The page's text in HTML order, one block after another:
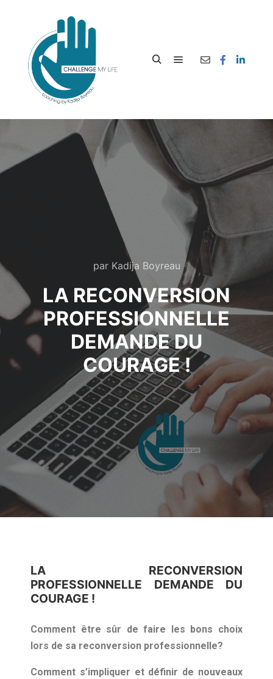
par Kadija Boyreau
LA RECONVERSION
PROFESSIONNELLE
DEMANDE DU
COURAGE !
LA RECONVERSION
PROFESSIONNELLE DEMANDE DU
COURAGE !
Comment être sûr de faire les bons choix
lors de sa reconversion professionnelle?
Comment s’impliquer et définir de nouveaux